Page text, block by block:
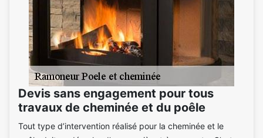
Devis sans engagement pour tous
travaux de cheminée et du poêle
Tout type d’intervention réalisé pour la cheminée et le